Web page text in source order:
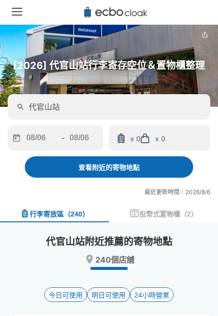
[2026] 代官山站行李寄存空位＆置物櫃整理
forward
interact
and
-
backward
interact
and
a
date.
Press
key
to
x 0 x 0
查看附近的寄物地點
最近更新時間：2026/8/6
行李寄放區 （240） 投幣式置物櫃 （2）
代官山站附近推薦的寄物地點
240個店舖
今日可使用 明日可使用 24小時營業